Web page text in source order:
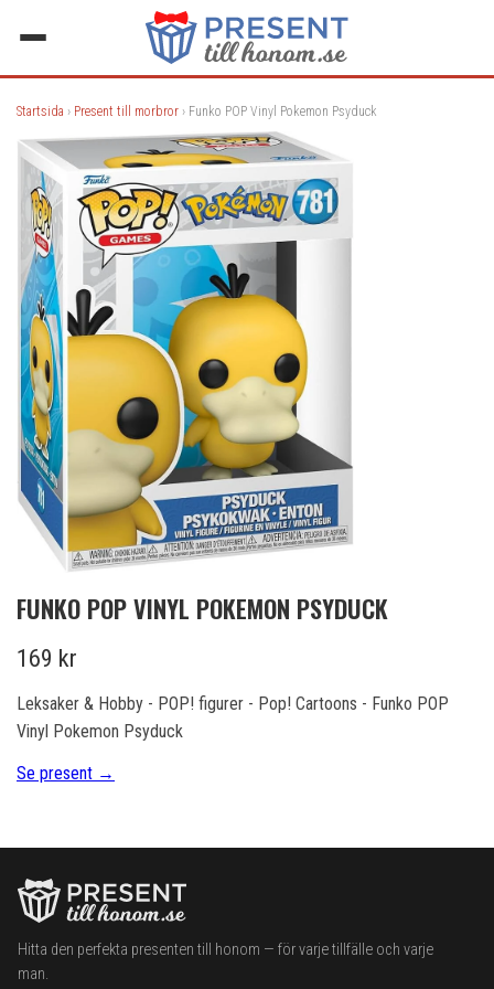
Startsida › Present till morbror › Funko POP Vinyl Pokemon Psyduck
FUNKO POP VINYL POKEMON PSYDUCK
169 kr
Leksaker & Hobby - POP! figurer - Pop! Cartoons - Funko POP
Vinyl Pokemon Psyduck
Se present →
Hitta den perfekta presenten till honom — för varje tillfälle och varje
man.